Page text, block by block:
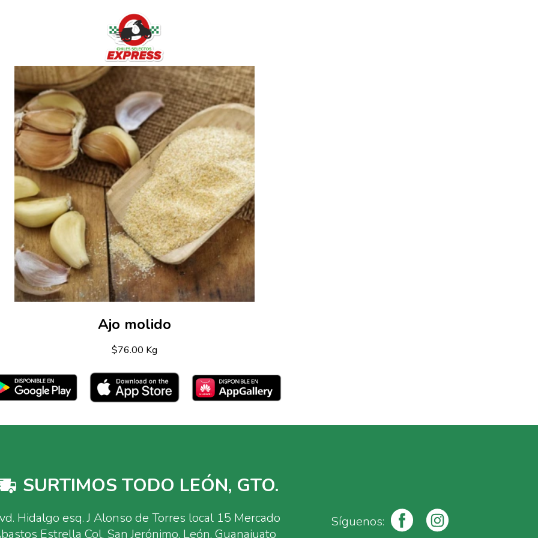
Ajo molido
$76.00 Kg
SURTIMOS TODO LEÓN, GTO.
Hidalgo esq. J Alonso de Torres local 15 Mercado
Estrella Col. San Jerónimo, León, Guanajuato
Síguenos: